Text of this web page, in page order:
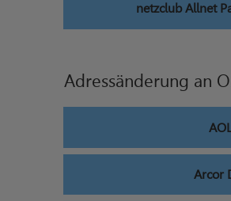
netzclub Allnet
Adressänderung an
Arcor